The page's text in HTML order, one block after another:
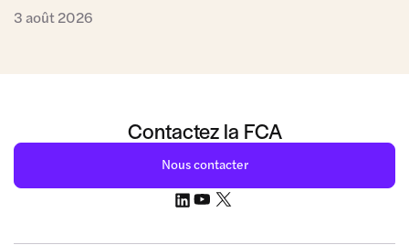
3 août 2026
Contactez la FCA
Nous contacter